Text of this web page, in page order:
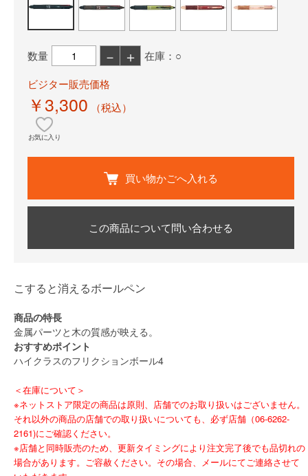
数量 － ＋
在庫：○
ビジター販売価格
￥3,300 （税込）
お気に入り
買い物かごへ入れる
この商品について問い合わせる
こすると消えるボールペン
商品の特長
金属パーツと木の質感が映える。
おすすめポイント
ハイクラスのフリクションボール4
＜在庫について＞
※ネットストア限定の商品は原則、店舗でのお取り扱いはございません。
それ以外の商品の店舗での取り扱いについても、必ず店舗（06-6262-
2161)にご確認ください。
※店舗と同時販売のため、更新タイミングにより注文完了後でも品切れの
場合があります。ご容赦ください。その場合、メールにてご連絡させて